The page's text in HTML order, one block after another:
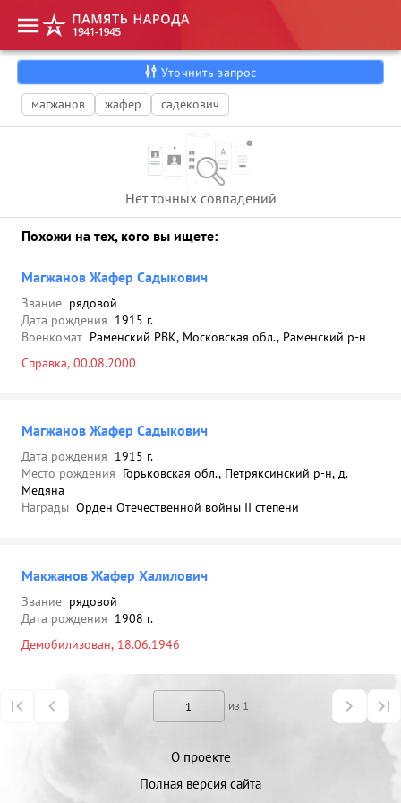
Уточнить запрос
магжанов жафер садекович
Нет точных совпадений
Похожи на тех, кого вы ищете:
Магжанов Жафер Садыкович
Звание рядовой
Дата рождения 1915 г.
Военкомат Раменский РВК, Московская обл., Раменский р-н
Справка, 00.08.2000
Магжанов Жафер Садыкович
Дата рождения 1915 г.
Место рождения Горьковская обл., Петряксинский р-н, д.
Медяна
Награды Орден Отечественной войны II степени
Макжанов Жафер Халилович
Звание рядовой
Дата рождения 1908 г.
Демобилизован, 18.06.1946
из 1
О проекте
Полная версия сайта